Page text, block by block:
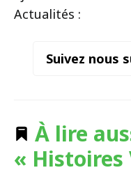
Actualités :
Suivez nous
À lire
« Histoires